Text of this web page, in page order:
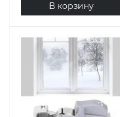
В корзину